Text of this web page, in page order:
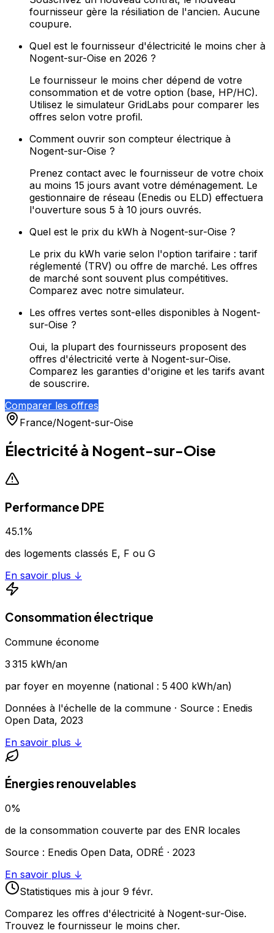
fournisseur gère la résiliation de l'ancien. Aucune
coupure.
Quel est le fournisseur d'électricité le moins cher à
Nogent-sur-Oise en 2026 ?
Le fournisseur le moins cher dépend de votre
consommation et de votre option (base, HP/HC).
Utilisez le simulateur GridLabs pour comparer les
offres selon votre profil.
Comment ouvrir son compteur électrique à
Nogent-sur-Oise ?
Prenez contact avec le fournisseur de votre choix
au moins 15 jours avant votre déménagement. Le
gestionnaire de réseau (Enedis ou ELD) effectuera
l'ouverture sous 5 à 10 jours ouvrés.
Quel est le prix du kWh à Nogent-sur-Oise ?
Le prix du kWh varie selon l'option tarifaire : tarif
réglementé (TRV) ou offre de marché. Les offres
de marché sont souvent plus compétitives.
Comparez avec notre simulateur.
Les offres vertes sont-elles disponibles à Nogent-
sur-Oise ?
Oui, la plupart des fournisseurs proposent des
offres d'électricité verte à Nogent-sur-Oise.
Comparez les garanties d'origine et les tarifs avant
de souscrire.
Comparer les offres
France/Nogent-sur-Oise
Électricité à Nogent-sur-Oise
Performance DPE
45.1%
des logements classés E, F ou G
En savoir plus ↓
Consommation électrique
Commune économe
3 315 kWh/an
par foyer en moyenne (national : 5 400 kWh/an)
Données à l'échelle de la commune · Source : Enedis
Open Data, 2023
En savoir plus ↓
Énergies renouvelables
0%
de la consommation couverte par des ENR locales
Source : Enedis Open Data, ODRÉ · 2023
En savoir plus ↓
Statistiques mis à jour 9 févr.
Comparez les offres d'électricité à Nogent-sur-Oise.
Trouvez le fournisseur le moins cher.